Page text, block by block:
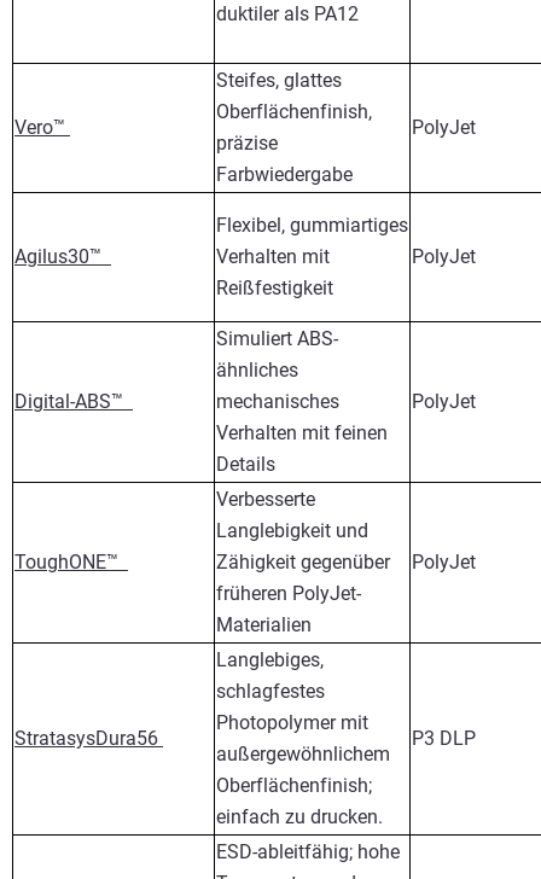
duktiler als PA12
Vero™
Steifes, glattes
Oberflächenfinish,
präzise
Farbwiedergabe
PolyJet
Agilus30™
Flexibel, gummiartiges
Verhalten mit
Reißfestigkeit
PolyJet
Digital-ABS™
Simuliert ABS-
ähnliches
mechanisches
Verhalten mit feinen
Details
PolyJet
ToughONE™
Verbesserte
Langlebigkeit und
Zähigkeit gegenüber
früheren PolyJet-
Materialien
PolyJet
StratasysDura56
Langlebiges,
schlagfestes
Photopolymer mit
außergewöhnlichem
Oberflächenfinish;
einfach zu drucken.
P3 DLP
ESD-ableitfähig; hohe